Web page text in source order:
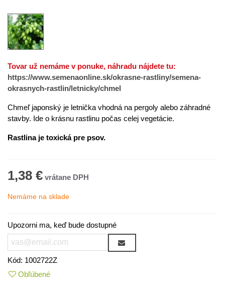
Tovar už nemáme v ponuke, náhradu nájdete tu:
https://www.semenaonline.sk/okrasne-rastliny/semena-
okrasnych-rastlin/letnicky/chmel
Chmeľ japonský je letnička vhodná na pergoly alebo záhradné
stavby. Ide o krásnu rastlinu počas celej vegetácie.
Rastlina je toxická pre psov.
1,38 €
Nemáme na sklade
Upozorni ma, keď bude dostupné
Kód: 1002722Z
Obľúbené